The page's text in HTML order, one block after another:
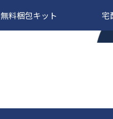
無料梱包キット 宅